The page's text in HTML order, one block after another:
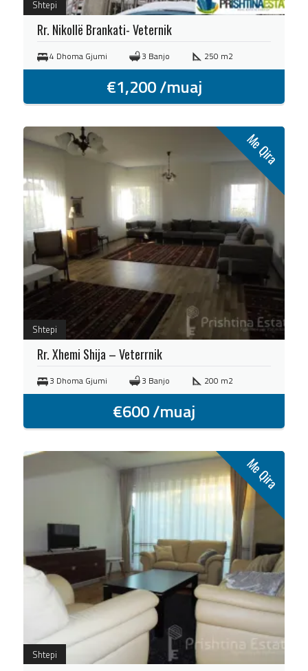
Shtepi
Rr. Nikollë Brankati- Veternik
4 Dhoma Gjumi 3 Banjo 250 m2
€1,200/muaj
Shtepi
Me Qira
Rr. Xhemi Shija – Veterrnik
3 Dhoma Gjumi 3 Banjo 200 m2
€600/muaj
Shtepi
Me Qira